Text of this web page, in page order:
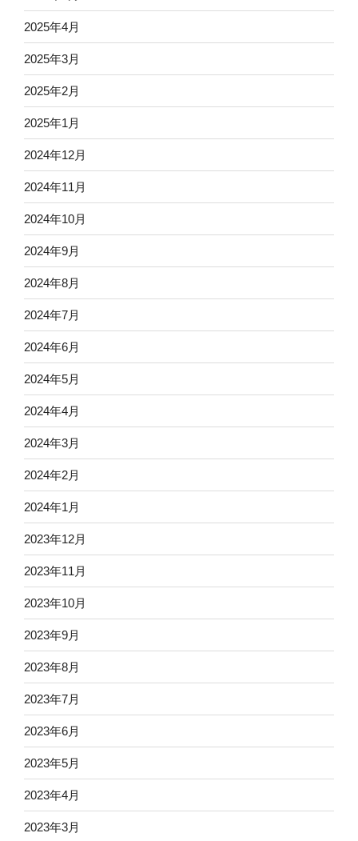
2025年4月
2025年3月
2025年2月
2025年1月
2024年12月
2024年11月
2024年10月
2024年9月
2024年8月
2024年7月
2024年6月
2024年5月
2024年4月
2024年3月
2024年2月
2024年1月
2023年12月
2023年11月
2023年10月
2023年9月
2023年8月
2023年7月
2023年6月
2023年5月
2023年4月
2023年3月